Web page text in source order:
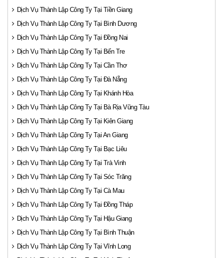
Dịch Vụ Thành Lập Công Ty Tại Tiền Giang
Dịch Vụ Thành Lập Công Ty Tại Bình Dương
Dịch Vụ Thành Lập Công Ty Tại Đồng Nai
Dịch Vụ Thành Lập Công Ty Tại Bến Tre
Dịch Vụ Thành Lập Công Ty Tại Cần Thơ
Dịch Vụ Thành Lập Công Ty Tại Đà Nẵng
Dịch Vụ Thành Lập Công Ty Tại Khánh Hòa
Dịch Vụ Thành Lập Công Ty Tại Bà Rịa Vũng Tàu
Dịch Vụ Thành Lập Công Ty Tại Kiên Giang
Dịch Vụ Thành Lập Công Ty Tại An Giang
Dịch Vụ Thành Lập Công Ty Tại Bạc Liêu
Dịch Vụ Thành Lập Công Ty Tại Trà Vinh
Dịch Vụ Thành Lập Công Ty Tại Sóc Trăng
Dịch Vụ Thành Lập Công Ty Tại Cà Mau
Dịch Vụ Thành Lập Công Ty Tại Đồng Tháp
Dịch Vụ Thành Lập Công Ty Tại Hậu Giang
Dịch Vụ Thành Lập Công Ty Tại Bình Thuận
Dịch Vụ Thành Lập Công Ty Tại Vĩnh Long